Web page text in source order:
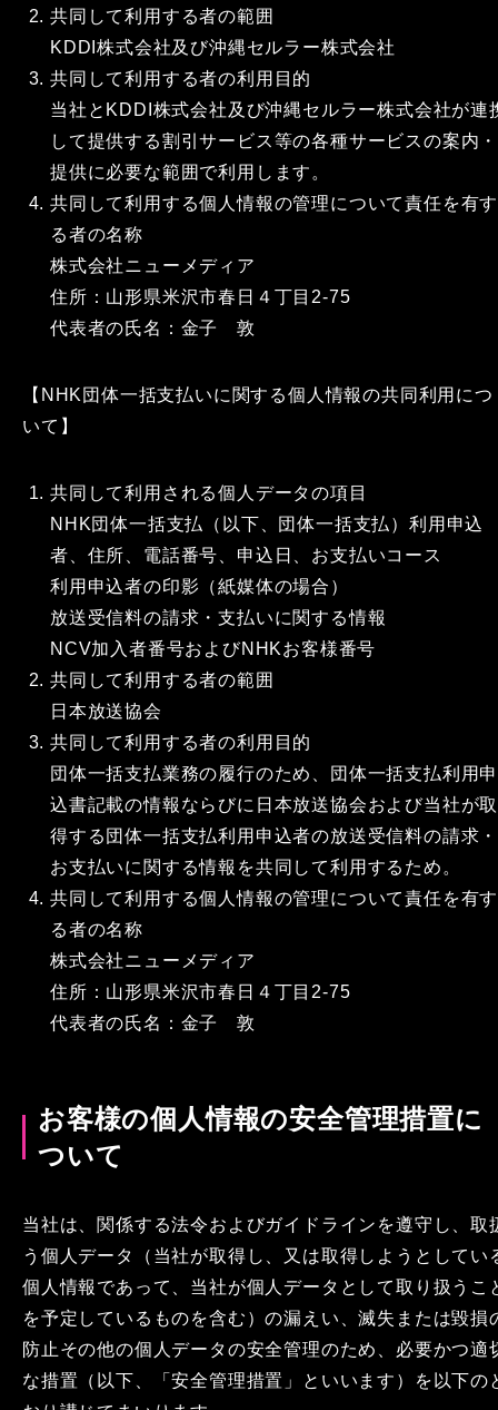
共同して利用する者の範囲
KDDI株式会社及び沖縄セルラー株式会社
共同して利用する者の利用目的
当社とKDDI株式会社及び沖縄セルラー株式会社が連
して提供する割引サービス等の各種サービスの案内・
提供に必要な範囲で利用します。
共同して利用する個人情報の管理について責任を有す
る者の名称
株式会社ニューメディア
住所：山形県米沢市春日４丁目2-75
代表者の氏名：金子 敦
【NHK団体一括支払いに関する個人情報の共同利用につ
いて】
共同して利用される個人データの項目
NHK団体一括支払（以下、団体一括支払）利用申込
者、住所、電話番号、申込日、お支払いコース
利用申込者の印影（紙媒体の場合）
放送受信料の請求・支払いに関する情報
NCV加入者番号およびNHKお客様番号
共同して利用する者の範囲
日本放送協会
共同して利用する者の利用目的
団体一括支払業務の履行のため、団体一括支払利用申
込書記載の情報ならびに日本放送協会および当社が取
得する団体一括支払利用申込者の放送受信料の請求・
お支払いに関する情報を共同して利用するため。
共同して利用する個人情報の管理について責任を有す
る者の名称
株式会社ニューメディア
住所：山形県米沢市春日４丁目2-75
代表者の氏名：金子 敦
お客様の個人情報の安全管理措置に
ついて
当社は、関係する法令およびガイドラインを遵守し、取
う個人データ（当社が取得し、又は取得しようとしてい
個人情報であって、当社が個人データとして取り扱うこ
を予定しているものを含む）の漏えい、滅失または毀損
防止その他の個人データの安全管理のため、必要かつ適
な措置（以下、「安全管理措置」といいます）を以下の